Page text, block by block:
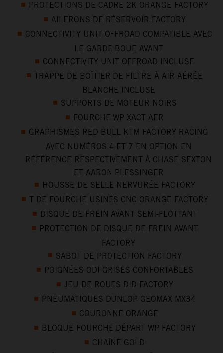
PROTECTIONS DE CADRE 2K ORANGE FACTORY
AILERONS DE RÉSERVOIR FACTORY
CONNECTIVITY UNIT OFFROAD COMPATIBLE AVEC
LE GARDE-BOUE AVANT
CONNECTIVITY UNIT OFFROAD INCLUSE
TRAPPE DE BOÎTIER DE FILTRE À AIR AÉRÉE
BLANCHE INCLUSE
SUPPORTS DE MOTEUR NOIRS
FOURCHE WP XACT AER
GRAPHISMES RED BULL KTM FACTORY RACING
AVEC NUMÉROS 4 ET 7 EN OPTION EN
RÉFÉRENCE RESPECTIVEMENT À CHASE SEXTON
ET AARON PLESSINGER
HOUSSE DE SELLE NERVURÉE FACTORY
T DE FOURCHE USINÉS CNC ORANGE FACTORY
DISQUE DE FREIN AVANT SEMI-FLOTTANT
PROTECTION DE DISQUE DE FREIN AVANT
FACTORY
SABOT DE PROTECTION FACTORY
POIGNÉES ODI GRISES CONFORTABLES
JEU DE ROUES DID FACTORY
PNEUMATIQUES DUNLOP GEOMAX MX34
COURONNE ORANGE
BLOQUE FOURCHE DÉPART WP FACTORY
CHAÎNE GOLD